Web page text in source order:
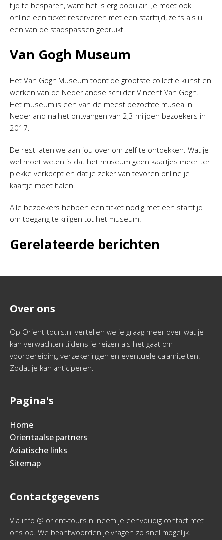
tijd te besparen, want het is erg populair. Je moet ook
online een ticket reserveren met een starttijd, zelfs als u
een van de stadspassen gebruikt.
Van Gogh Museum
Het Van Gogh Museum toont de grootste collectie kunst en
werken van de Nederlandse schilder Vincent Van Gogh.
Het museum is een van de meest bezochte musea in
Nederland na het ontvangen van 2,3 miljoen bezoekers in
2017.
De rest laten we aan jou over om zelf te ontdekken. Wat je
wel moet weten is dat het museum geen kaartjes meer ter
plekke verkoopt en dat je zeker van tevoren online je
kaartje moet halen.
Alle bezoekers hebben een ticket nodig met een starttijd
om toegang te krijgen tot het museum.
Gerelateerde berichten
Over ons
Op Orient-tours.nl vertellen we je graag meer over wat je
kan verwachten tijdens je reizen als het gaat om
voorbereiding, verzekeringen en eventuele calamiteiten.
Zodat je kan anticiperen.
Pagina's
Home
Orientaalse partners
Aziatische links
Sitemap
Contactgegevens
Via info @ orient-tours.nl neem je eenvoudig contact met
ons op. We beantwoorden je vragen zo snel mogelijk.